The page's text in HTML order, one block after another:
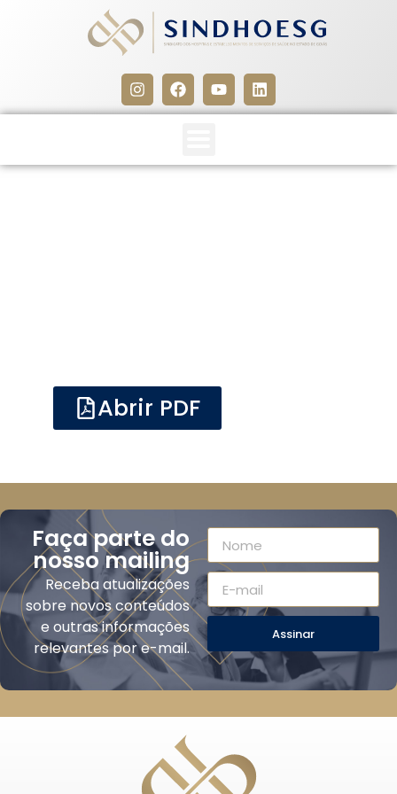
Abrir PDF
Faça parte do
nosso mailing
Receba atualizações
sobre novos conteúdos
e outras informações
relevantes por e-mail.
Assinar